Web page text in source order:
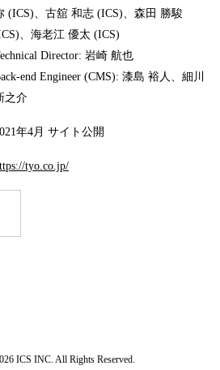
(ICS)、古舘 和志 (ICS)、森田 勝駿
、海老江 優太 (ICS)
Director: 岩崎 航也
end Engineer (CMS): 漆島 裕人、細川
之介
年4月 サイト公開
tyo.co.jp/
ICS INC. All Rights Reserved.